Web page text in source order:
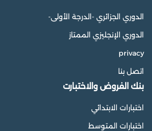
الدوري الجزائري -الدرجة الأولى-
الدوري الإنجليزي الممتاز
privacy
اتصل بنا
بنك الفروض والاختبارت
اختبارات الابتدائي
اختبارات المتوسط